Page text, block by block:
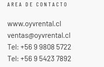
AREA DE CONTACTO
www.oyvrental.cl
ventas@oyvrental.cl
Tel: +56 9 9808 5722
Tel: +56 9 5423 7892